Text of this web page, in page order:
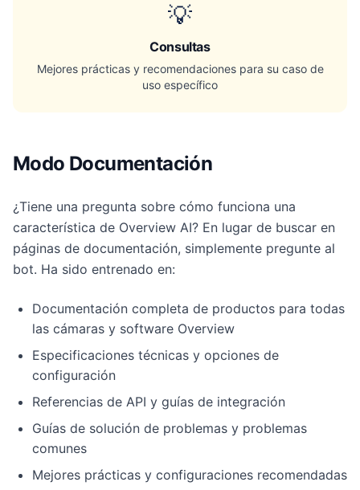
💡
Consultas
Mejores prácticas y recomendaciones para su caso de
uso específico
Modo Documentación
¿Tiene una pregunta sobre cómo funciona una
característica de Overview AI? En lugar de buscar en
páginas de documentación, simplemente pregunte al
bot. Ha sido entrenado en:
Documentación completa de productos para todas
las cámaras y software Overview
Especificaciones técnicas y opciones de
configuración
Referencias de API y guías de integración
Guías de solución de problemas y problemas
comunes
Mejores prácticas y configuraciones recomendadas